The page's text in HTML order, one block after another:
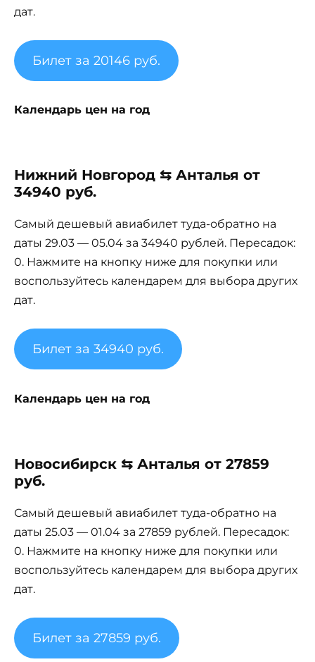
дат.
Билет за 20146 руб.
Календарь цен на год
Нижний Новгород ⇆ Анталья от
34940 руб.
Самый дешевый авиабилет туда-обратно на
даты 29.03 — 05.04 за 34940 рублей. Пересадок:
0. Нажмите на кнопку ниже для покупки или
воспользуйтесь календарем для выбора других
дат.
Билет за 34940 руб.
Календарь цен на год
Новосибирск ⇆ Анталья от 27859
руб.
Самый дешевый авиабилет туда-обратно на
даты 25.03 — 01.04 за 27859 рублей. Пересадок:
0. Нажмите на кнопку ниже для покупки или
воспользуйтесь календарем для выбора других
дат.
Билет за 27859 руб.